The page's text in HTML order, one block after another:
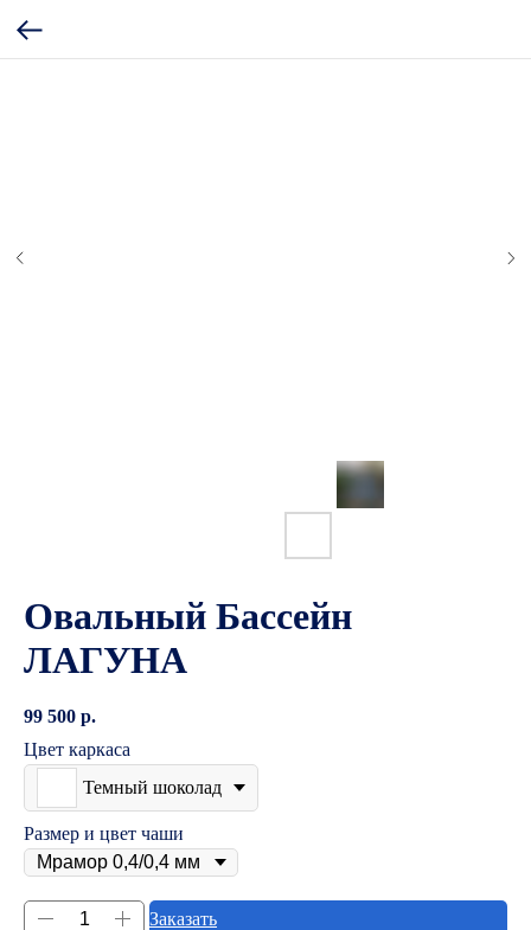
Овальный Бассейн
ЛАГУНА
99 500 р.
Цвет каркаса
Темный шоколад
Размер и цвет чаши
Заказать